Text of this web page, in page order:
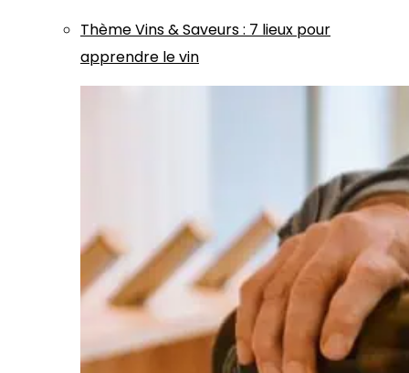
ThèmeVins & Saveurs: 7 lieux pour
apprendre le vin